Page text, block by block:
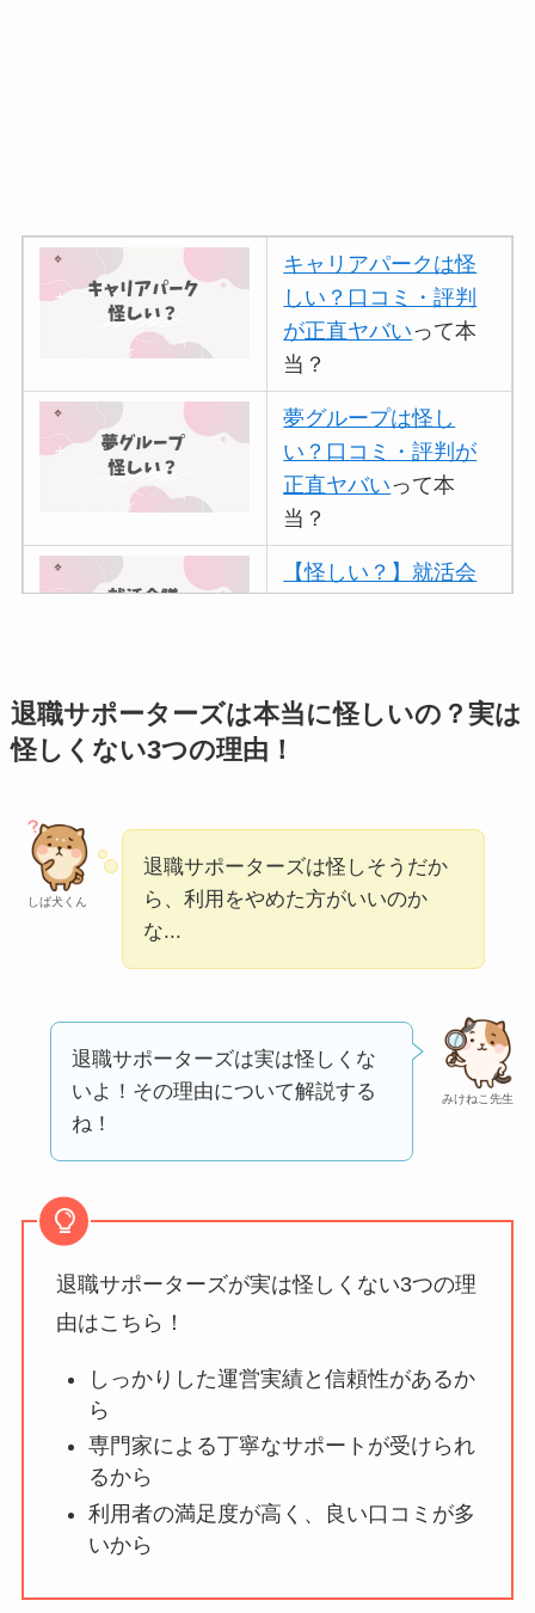
キャリアパークは怪
しい？口コミ・評判
が正直ヤバいって本
当？
夢グループは怪し
い？口コミ・評判が
正直ヤバいって本
当？
【怪しい？】就活会
アトムクリニックは
怪しい？口コミ・評
【怪しい？】帝国デ
ータバンクの口コ
う？
【怪しい？】セルプ
ロモート株式会社の
口コミ・評判
は実際
ミ・評価が正直ヤバ
社TAPPの口コミ・評
退職サポーターズは本当に怪しいの？実は
怪しくない3つの理由！
しば犬くん
退職サポーターズは怪しそうだか
ら、利用をやめた方がいいのか
な...
みけねこ先生
退職サポーターズは実は怪しくな
いよ！その理由について解説する
ね！
退職サポーターズが実は怪しくない3つの理
由はこちら！
しっかりした運営実績と信頼性があるか
ら
専門家による丁寧なサポートが受けられ
るから
利用者の満足度が高く、良い口コミが多
いから